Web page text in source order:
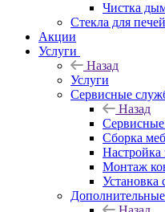
Чистка
Стекла для печей
Акции
Услуги
Назад
Услуги
Сервисные
Назад
Сборка
Настройка
Монтаж
Установка